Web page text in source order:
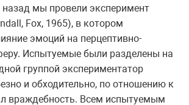
мы провели эксперимент
Fox, 1965), в котором
эмоций на перцептивно-
Испытуемые были разделены на
группой экспериментатор
и обходительно, по отношению к
враждебность. Всем испытуемым